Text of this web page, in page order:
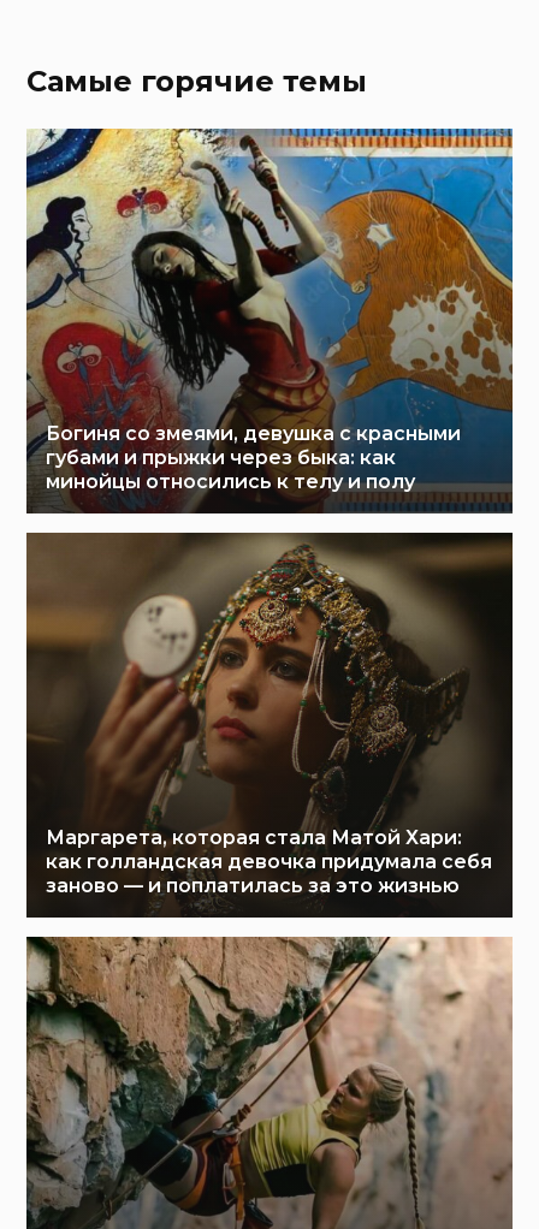
Самые горячие темы
Богиня со змеями, девушка с красными
губами и прыжки через быка: как
минойцы относились к телу и полу
Маргарета, которая стала Матой Хари:
как голландская девочка придумала себя
заново — и поплатилась за это жизнью